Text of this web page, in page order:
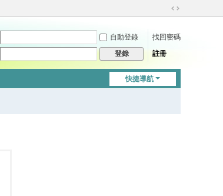
切
到
自動登錄
找回密碼
登錄 註冊
快捷導航